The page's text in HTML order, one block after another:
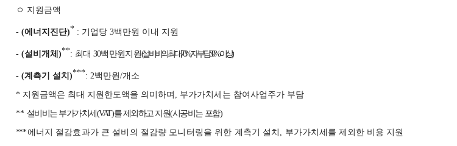
ㅇ 지원금액
- (에너지진단)* : 기업당 3백만원 이내 지원
- (설비개체 )**: 최대 30백만원지원(설비비의 최대70%,자부담30%이상)
- (계측기 설치 )***: 2백만원/개소
* 지원금액은 최대 지원한도액을 의미하며 , 부가가치세는 참여사업주가 부담
** 설비비는 부가가치세 (VAT)를 제외하고 지원(시공비는 포함)
***에너지 절감효과가 큰 설비의 절감량 모니터링을 위한 계측기 설치 , 부가가치세를 제외한 비용 지원